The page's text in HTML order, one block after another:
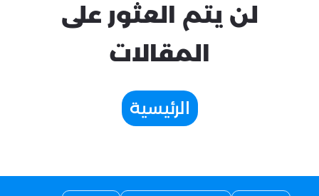
لن يتم العثور على
المقالات
الرئيسية